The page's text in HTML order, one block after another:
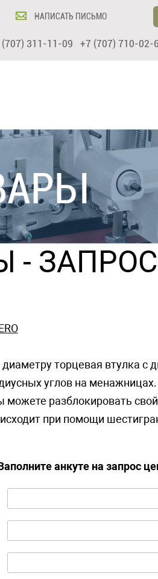
НАПИСАТЬ ПИСЬМО
311-11-09 +7 (707) 710-02-
-
торцевая втулка
углов на
разблокировать
при помощи
анкуте на запрос